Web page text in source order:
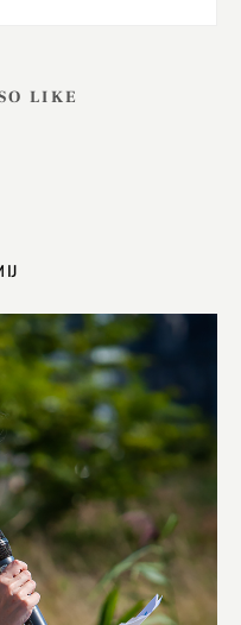
LIKE